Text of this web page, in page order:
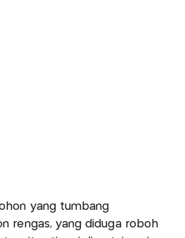
yang tumbang
rengas, yang diduga roboh